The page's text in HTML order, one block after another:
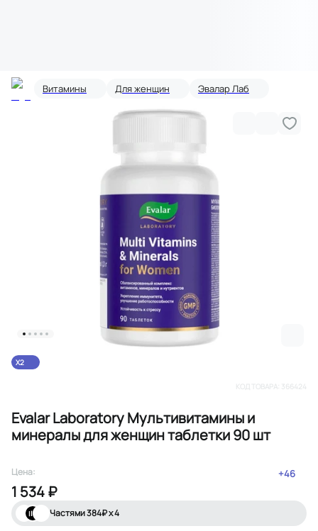
Витамины Для женщин Эвалар Лаб
Evalar Laboratory Мультивитамины и
минералы для женщин таблетки 90 шт
X2
Цена: +46
1 534 ₽
Частями384₽ х 4